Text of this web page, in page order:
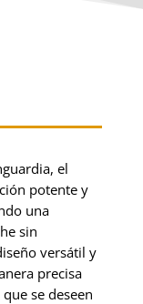
el
potente y
una
sin
versátil y
precisa
se deseen